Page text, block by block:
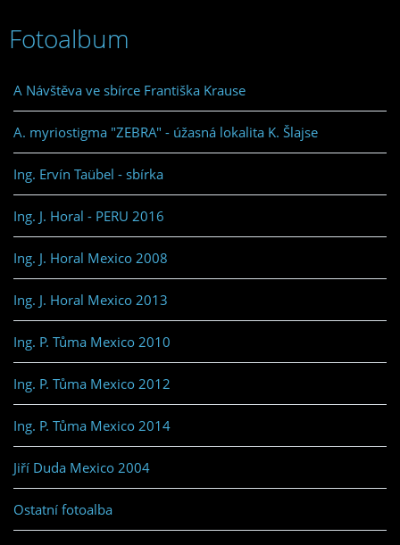
Fotoalbum
A Návštěva ve sbírce Františka Krause
A. myriostigma "ZEBRA" - úžasná lokalita K. Šlajse
Ing. Ervín Taübel - sbírka
Ing. J. Horal - PERU 2016
Ing. J. Horal Mexico 2008
Ing. J. Horal Mexico 2013
Ing. P. Tůma Mexico 2010
Ing. P. Tůma Mexico 2012
Ing. P. Tůma Mexico 2014
Jiří Duda Mexico 2004
Ostatní fotoalba